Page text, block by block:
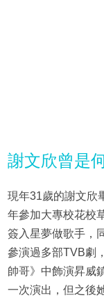
謝文欣曾是
現年31歲的謝文欣
年參加大專校花校
簽入星夢做歌手，
參演過多部TVB劇
帥哥》中飾演昇威
一次演出，但之後